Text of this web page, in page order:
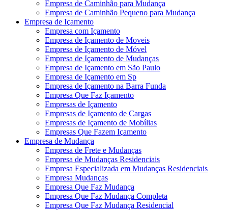
Empresa de Caminhão para Mudança
Empresa de Caminhão Pequeno para Mudança
Empresa de Içamento
Empresa com Içamento
Empresa de Içamento de Moveis
Empresa de Içamento de Móvel
Empresa de Içamento de Mudanças
Empresa de Içamento em São Paulo
Empresa de Içamento em Sp
Empresa de Içamento na Barra Funda
Empresa Que Faz Içamento
Empresas de Içamento
Empresas de Içamento de Cargas
Empresas de Içamento de Mobílias
Empresas Que Fazem Içamento
Empresa de Mudança
Empresa de Frete e Mudanças
Empresa de Mudanças Residenciais
Empresa Especializada em Mudanças Residenciais
Empresa Mudanças
Empresa Que Faz Mudança
Empresa Que Faz Mudança Completa
Empresa Que Faz Mudança Residencial